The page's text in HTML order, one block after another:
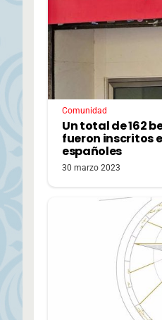
Comunidad
Un total de 162
fueron inscritos
españoles
30 marzo 2023